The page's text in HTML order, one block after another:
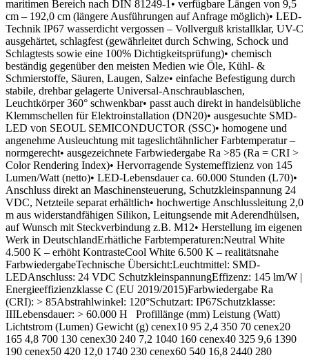
maritimen Bereich nach DIN 81249-1• verfügbare Längen von 9,5
cm – 192,0 cm (längere Ausführungen auf Anfrage möglich)• LED-
Technik IP67 wasserdicht vergossen – Vollverguß kristallklar, UV-C
ausgehärtet, schlagfest (gewährleitet durch Schwing, Schock und
Schlagtests sowie eine 100% Dichtigkeitsprüfung)• chemisch
beständig gegenüber den meisten Medien wie Öle, Kühl- &
Schmierstoffe, Säuren, Laugen, Salze• einfache Befestigung durch
stabile, drehbar gelagerte Universal-Anschraublaschen,
Leuchtkörper 360° schwenkbar• passt auch direkt in handelsübliche
Klemmschellen für Elektroinstallation (DN20)• ausgesuchte SMD-
LED von SEOUL SEMICONDUCTOR (SSC)• homogene und
angenehme Ausleuchtung mit tageslichtähnlicher Farbtemperatur –
normgerecht• ausgezeichnete Farbwiedergabe Ra >85 (Ra = CRI >
Color Rendering Index)• Hervorragende Systemeffizienz von 145
Lumen/Watt (netto)• LED-Lebensdauer ca. 60.000 Stunden (L70)•
Anschluss direkt an Maschinensteuerung, Schutzkleinspannung 24
VDC, Netzteile separat erhältlich• hochwertige Anschlussleitung 2,0
m aus widerstandfähigen Silikon, Leitungsende mit Aderendhülsen,
auf Wunsch mit Steckverbindung z.B. M12• Herstellung im eigenen
Werk in DeutschlandErhätliche Farbtemperaturen:Neutral White
4.500 K – erhöht KontrasteCool White 6.500 K – realitätsnahe
FarbwiedergabeTechnische Übersicht:Leuchtmittel: SMD-
LEDAnschluss: 24 VDC SchutzkleinspannungEffizenz: 145 lm/W |
Energieeffizienzklasse C (EU 2019/2015)Farbwiedergabe Ra
(CRI): > 85Abstrahlwinkel: 120°Schutzart: IP67Schutzklasse:
IIILebensdauer: > 60.000 H Profillänge (mm) Leistung (Watt)
Lichtstrom (Lumen) Gewicht (g) cenex10 95 2,4 350 70 cenex20
165 4,8 700 130 cenex30 240 7,2 1040 160 cenex40 325 9,6 1390
190 cenex50 420 12,0 1740 230 cenex60 540 16,8 2440 280